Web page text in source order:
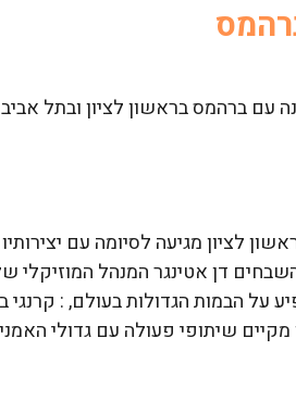
עם ברהמס בראשון לציון ובתל אביב
ראשון לציון מגיעה לסיומה עם
דן אטינגר המנהל
על הבמות הגדולות בעולם, : קרנגי
מקיים שיתופי פעולה עם גדולי